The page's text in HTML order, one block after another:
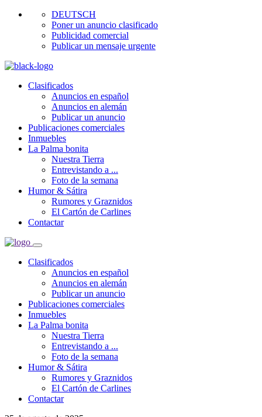
DEUTSCH
Poner un anuncio clasificado
Publicidad comercial
Publicar un mensaje urgente
Clasificados
Anuncios en español
Anuncios en alemán
Publicar un anuncio
Publicaciones comerciales
Inmuebles
La Palma bonita
Nuestra Tierra
Entrevistando a ...
Foto de la semana
Humor & Sátira
Rumores y Graznidos
El Cartón de Carlines
Contactar
Clasificados
Anuncios en español
Anuncios en alemán
Publicar un anuncio
Publicaciones comerciales
Inmuebles
La Palma bonita
Nuestra Tierra
Entrevistando a ...
Foto de la semana
Humor & Sátira
Rumores y Graznidos
El Cartón de Carlines
Contactar